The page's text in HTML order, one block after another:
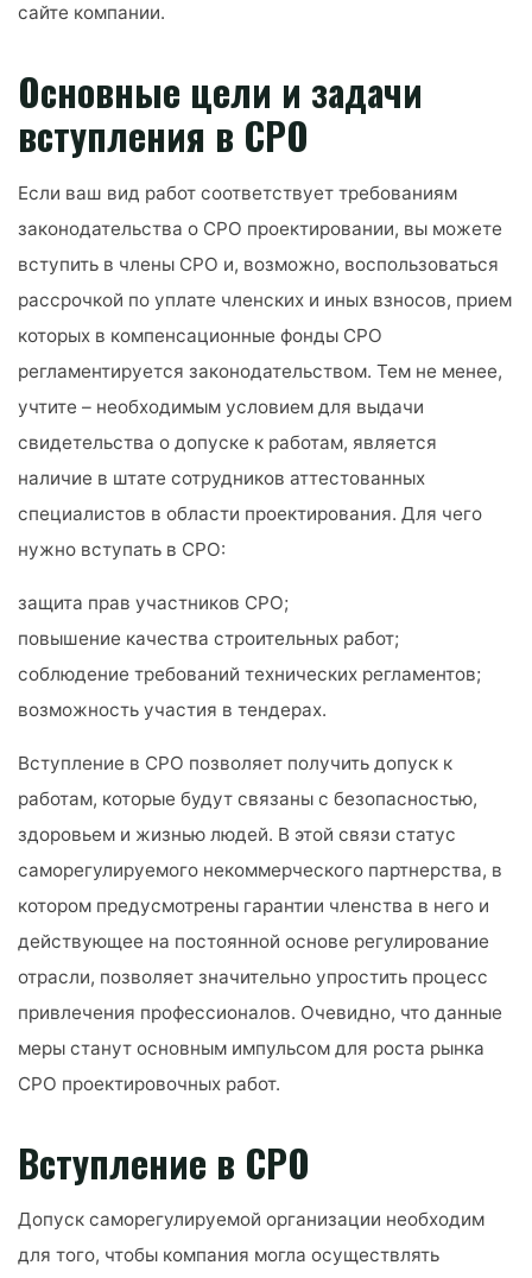
сайте компании.
Основные цели и задачи
вступления в СРО
Если ваш вид работ соответствует требованиям
законодательства о СРО проектировании, вы можете
вступить в члены СРО и, возможно, воспользоваться
рассрочкой по уплате членских и иных взносов, прием
которых в компенсационные фонды СРО
регламентируется законодательством. Тем не менее,
учтите – необходимым условием для выдачи
свидетельства о допуске к работам, является
наличие в штате сотрудников аттестованных
специалистов в области проектирования. Для чего
нужно вступать в СРО:
защита прав участников СРО;
повышение качества строительных работ;
соблюдение требований технических регламентов;
возможность участия в тендерах.
Вступление в СРО позволяет получить допуск к
работам, которые будут связаны с безопасностью,
здоровьем и жизнью людей. В этой связи статус
саморегулируемого некоммерческого партнерства, в
котором предусмотрены гарантии членства в него и
действующее на постоянной основе регулирование
отрасли, позволяет значительно упростить процесс
привлечения профессионалов. Очевидно, что данные
меры станут основным импульсом для роста рынка
СРО проектировочных работ.
Вступление в СРО
Допуск саморегулируемой организации необходим
для того, чтобы компания могла осуществлять